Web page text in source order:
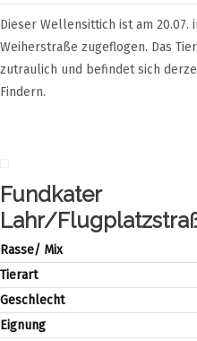
Dieser Wellensittich ist am 20.07.
Weiherstraße zugeflogen. Das
zutraulich und befindet sich
Findern.
Fundkater
Lahr/
Rasse/ Mix
Tierart
Geschlecht
Eignung